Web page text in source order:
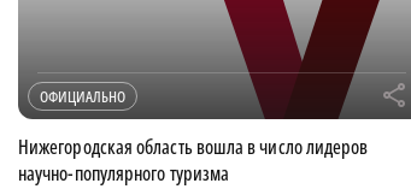
ОФИЦИАЛЬНО r
Нижегородская область вошла в число лидеров
научно-популярного туризма